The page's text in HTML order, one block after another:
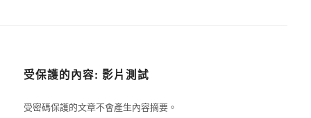
受保護的內容: 影片測試
受密碼保護的文章不會產生內容摘要。